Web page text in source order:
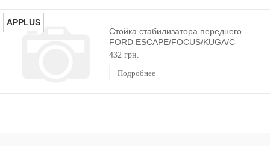
APPLUS
Стойка стабилизатора переднего
FORD ESCAPE/FOCUS/KUGA/C-
MAX/CONNECT 2003- (298MM)
432 грн.
Подробнее